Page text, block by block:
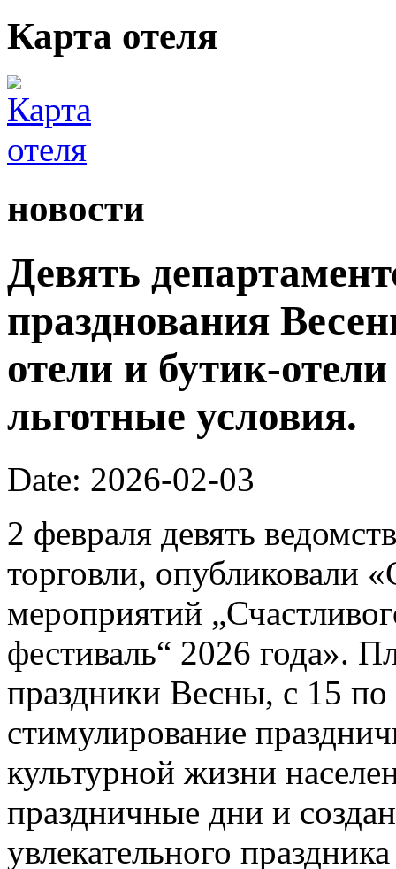
Карта отеля
новости
Девять
празднования
отели и бутик-
льготные условия.
Date: 2026-02-03
2 февраля девять
торговли, опубликовали
мероприятий
фестиваль“ 2026 года».
праздники Весны, с 15 по
стимулирование
культурной жизни
праздничные дни и
увлекательного